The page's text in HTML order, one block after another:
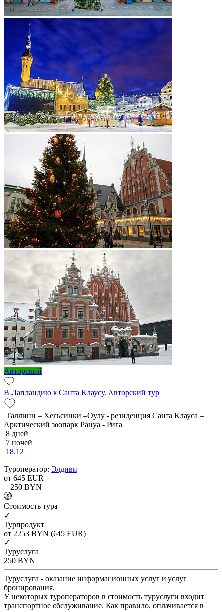
Авторский
В Лапландию к Санта Клаусу. Авторский тур
Таллинн – Хельсинки –Оулу - резиденция Санта Клауса –
Арктический зоопарк Рануа - Рига
8 дней
7 ночей
18.12
Туроператор: Элдиви
от 645 EUR
+ 250 BYN
Cтоимость тура
✓
Турпродукт
от 2253 BYN (645 EUR)
✓
Туруслуга
250 BYN
Туруслуга - оказание информационных услуг и услуг
бронирования.
У некоторых туроператоров в стоимость туруслуги входит
транспортное обслуживание. Как правило, оплачивается в